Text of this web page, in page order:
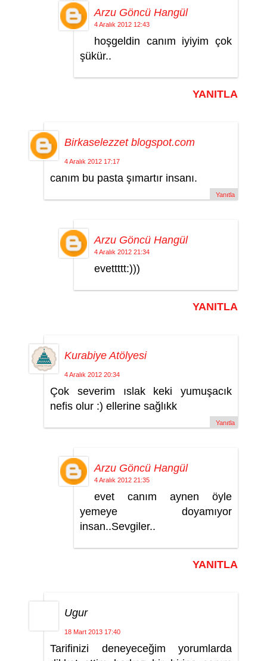
Arzu Göncü Hangül
4 Aralık 2012 12:43
hoşgeldin canım iyiyim çok
şükür..
YANITLA
Birkaselezzet blogspot.com
4 Aralık 2012 17:17
canım bu pasta şımartır insanı.
Yanıtla
Arzu Göncü Hangül
4 Aralık 2012 21:34
evettttt:)))
YANITLA
Kurabiye Atölyesi
4 Aralık 2012 20:34
Çok severim ıslak keki yumuşacık
nefis olur :) ellerine sağlıkk
Yanıtla
Arzu Göncü Hangül
4 Aralık 2012 21:35
evet canım aynen öyle
yemeye doyamıyor
insan..Sevgiler..
YANITLA
Ugur
18 Mart 2013 17:40
Tarifinizi deneyeceğim yorumlarda